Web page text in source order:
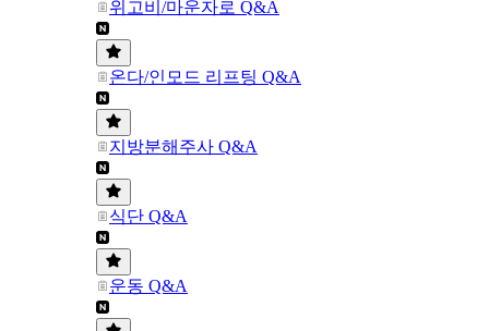
위고비/마운자로 Q&A
온다/인모드 리프팅 Q&A
지방분해주사 Q&A
식단 Q&A
운동 Q&A